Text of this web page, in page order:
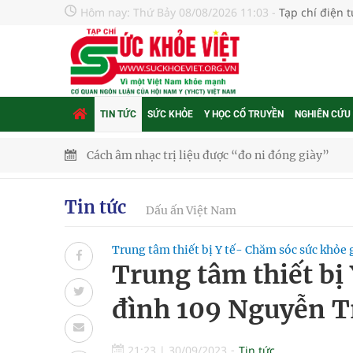
Hôm nay: Thứ Bảy 08/08/2026 11:03 - Tạp chí điện
TIN TỨC SỨC KHỎE Y HỌC CỔ TRUYỀN NGHIÊN CỨU
Dự báo thời tiết ngày 08/8/2026: Bắc Bộ nắng
Tỷ lệ tật khúc xạ ở trẻ gia tăng: Khuyến nghị của
Nhiều lợi thế để nâng chất lượng y tế
Vương Thành Công: Khi việc học bắt đầu từ trải
Tin tức Dấu ấn Việt Nam
Trung tâm thiết bị Y tế- Chăm sóc sức khỏe
Trung tâm thiết bị
đình 109 Nguyễn